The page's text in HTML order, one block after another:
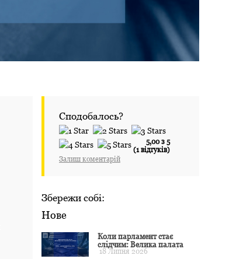
Сподобалось?
5,00 з 5
(1 відгуків)
Залиш коментарій
Збережи собі:
Нове
Коли парламент стає
слідчим: Велика палата
ЄСПЛ окреслила межі
18 Липня 2026